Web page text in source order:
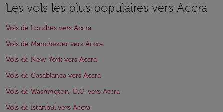
Les vols les plus populaires vers Accra
Vols de Londres vers Accra
Vols de Manchester vers Accra
Vols de New York vers Accra
Vols de Casablanca vers Accra
Vols de Washington, D.C. vers Accra
Vols de Istanbul vers Accra